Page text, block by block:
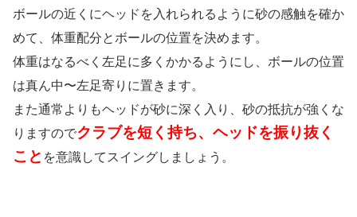
ボールの近くにヘッドを入れられるように砂の感触を確か
めて、体重配分とボールの位置を決めます。
体重はなるべく左足に多くかかるようにし、ボールの位置
は真ん中〜左足寄りに置きます。
また通常よりもヘッドが砂に深く入り、砂の抵抗が強くな
りますのでクラブを短く持ち、ヘッドを振り抜く
こと を意識してスイングしましょう。